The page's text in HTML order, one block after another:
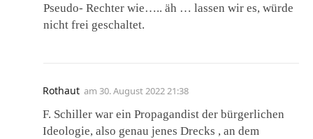
Pseudo- Rechter wie….. äh … lassen wir es, würde
nicht frei geschaltet.
Rothaut am 30. August 2022 21:38
F. Schiller war ein Propagandist der bürgerlichen
Ideologie, also genau jenes Drecks , an dem